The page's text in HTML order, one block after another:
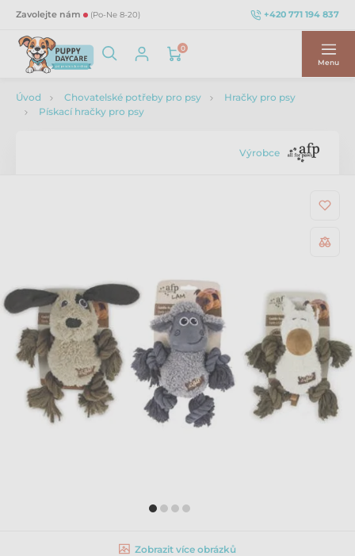
Zavolejte nám (Po-Ne 8-20) +420 771 194 837
0
Menu
Úvod Chovatelské potřeby pro psy
Hračky pro psy
Pískací hračky pro psy
Výrobce
Zobrazit více obrázků